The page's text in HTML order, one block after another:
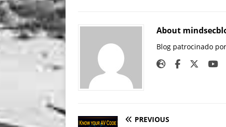
About
Blog patrocinado
PREVIOUS